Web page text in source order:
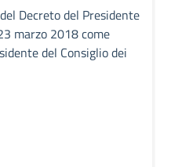
Decreto del Presidente
marzo 2018 come
del Consiglio dei